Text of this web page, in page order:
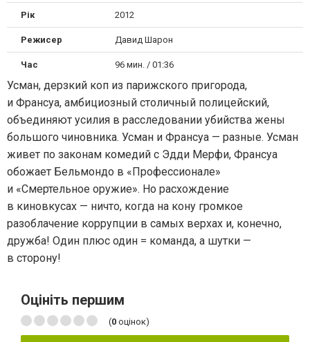
Рік 2012
Режисер Давид Шарон
Час 96 мин. / 01:36
Усман, дерзкий коп из парижского пригорода,
и Франсуа, амбициозный столичный полицейский,
объединяют усилия в расследовании убийства жены
большого чиновника. Усман и Франсуа — разные. Усман
живет по законам комедий с Эдди Мерфи, Франсуа
обожает Бельмондо в «Профессионале»
и «Смертельное оружие». Но расхождение
в киновкусах — ничто, когда на кону громкое
разоблачение коррупции в самых верхах и, конечно,
дружба! Один плюс один = команда, а шутки —
в сторону!
Оцініть першим
(0 оцінок)